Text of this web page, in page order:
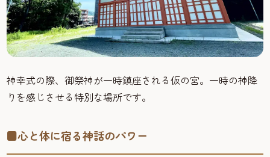
神幸式の際、御祭神が一時鎮座される仮の宮。一時の神降
りを感じさせる特別な場所です。
■心と体に宿る神話のパワー